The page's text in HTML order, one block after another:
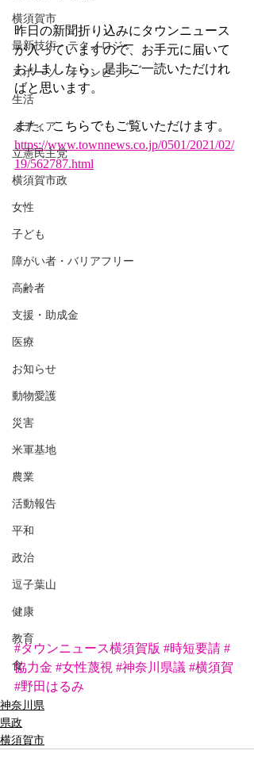
横須賀市
最新技術・テクノロジー
スポーツ・オリンピック
生活
メディア
立憲民主党
横須賀市政
女性
子ども
障がい者・バリアフリー
高齢者
支援・助成金
医療
お知らせ
動物愛護
災害
米軍基地
農業
活動報告
平和
政治
逗子葉山
健康
教育
食
昨日の新聞折り込みにタウンニュース
が入っていますので、お手元に届いて
おりましたら、是非ご一読いただけれ
ばと思います。
また、こちらでもご覧いただけます。
https://www.townnews.co.jp/0501/2021/02/
19/562787.html
#タウンニュース横須賀版 #時短要請 #
協力金 #女性蔑視 #神奈川県議 #横須賀
#野田はるみ
神奈川県
県政
横須賀市